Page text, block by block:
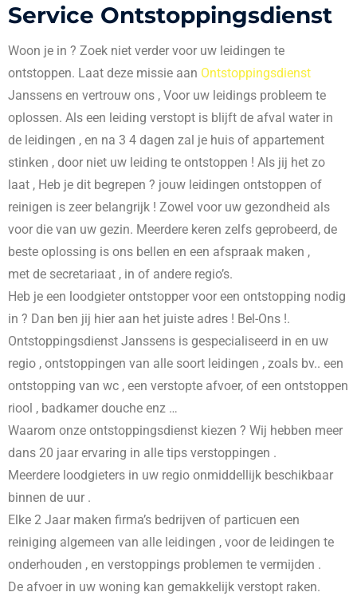
Service Ontstoppingsdienst
Woon je in ? Zoek niet verder voor uw leidingen te
ontstoppen. Laat deze missie aan Ontstoppingsdienst
Janssens en vertrouw ons , Voor uw leidings probleem te
oplossen. Als een leiding verstopt is blijft de afval water in
de leidingen , en na 3 4 dagen zal je huis of appartement
stinken , door niet uw leiding te ontstoppen ! Als jij het zo
laat , Heb je dit begrepen ? jouw leidingen ontstoppen of
reinigen is zeer belangrijk ! Zowel voor uw gezondheid als
voor die van uw gezin. Meerdere keren zelfs geprobeerd, de
beste oplossing is ons bellen en een afspraak maken ,
met de secretariaat , in of andere regio’s.
Heb je een loodgieter ontstopper voor een ontstopping nodig
in ? Dan ben jij hier aan het juiste adres ! Bel-Ons !.
Ontstoppingsdienst Janssens is gespecialiseerd in en uw
regio , ontstoppingen van alle soort leidingen , zoals bv.. een
ontstopping van wc , een verstopte afvoer, of een ontstoppen
riool , badkamer douche enz …
Waarom onze ontstoppingsdienst kiezen ? Wij hebben meer
dans 20 jaar ervaring in alle tips verstoppingen .
Meerdere loodgieters in uw regio onmiddellijk beschikbaar
binnen de uur .
Elke 2 Jaar maken firma’s bedrijven of particuen een
reiniging algemeen van alle leidingen , voor de leidingen te
onderhouden , en verstoppings problemen te vermijden .
De afvoer in uw woning kan gemakkelijk verstopt raken.